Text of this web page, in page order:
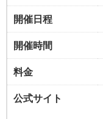
開催日程
開催時間
料金
公式サイト